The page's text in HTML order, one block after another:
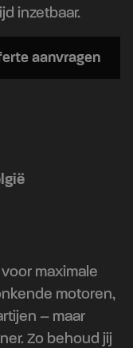
inzetbaar.
aanvragen
maximale
motoren,
– maar
Zo behoud jij